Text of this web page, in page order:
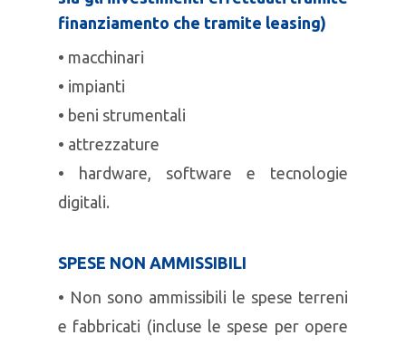
finanziamento che tramite leasing)
• macchinari
• impianti
• beni strumentali
• attrezzature
• hardware, software e tecnologie
digitali.
SPESE NON AMMISSIBILI
• Non sono ammissibili le spese terreni
e fabbricati (incluse le spese per opere